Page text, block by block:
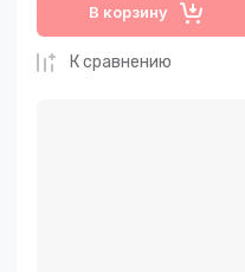
В корзину
К сравнению